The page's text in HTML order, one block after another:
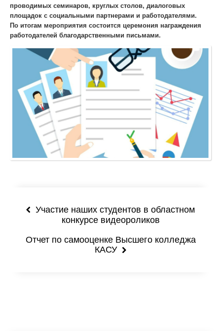
Режим работы: ежедневно с 9.00 до 18.00, выходной –
суббота, воскресенье.
Удобный проезд: остановка «ТД Валентина» маршруты
Вступительные экзамены
Зачисление в состав обучающихся по
государственному образовательному заказу (Грант)
ПРАВИЛА ПРИЕМА
Специальности
О колледже
Общая информация
Дистанционное обучение
Canvas
проводимых семинаров, круглых столов, диалоговых
площадок с социальными партнерами и работодателями.
По итогам мероприятия состоится церемония награждения
работодателей благодарственными письмами.
Участие наших студентов в областном
конкурсе видеороликов
Отчет по самооценке Высшего колледжа
КАСУ